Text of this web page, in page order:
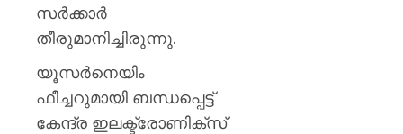
സർക്കാർ
തീരുമാനിച്ചിരുന്നു.
യൂസർനെയിം
ഫീച്ചറുമായി ബന്ധപ്പെട്ട്
കേന്ദ്ര ഇലക്ട്രോണിക്സ്